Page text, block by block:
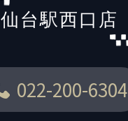
仙台駅西口店
022-200-6304